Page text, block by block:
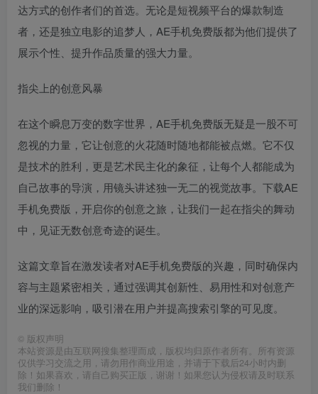
达方式的创作者们的首选。无论是短视频平台的爆款制造
者，还是独立电影的追梦人，AE手机免费版都为他们提供了
展示个性、提升作品质量的强大力量。
指尖上的创意风暴
在这个瞬息万变的数字世界，AE手机免费版无疑是一股不可
忽视的力量，它让创意的火花随时随地都能被点燃。它不仅
是技术的胜利，更是艺术民主化的象征，让每个人都能成为
自己故事的导演，用镜头讲述独一无二的视觉故事。下载AE
手机免费版，开启你的创意之旅，让我们一起在指尖的舞动
中，见证无数创意奇迹的诞生。
这篇文章旨在激发读者对AE手机免费版的兴趣，同时确保内
容与主题紧密相关，通过强调其创新性、易用性和对创意产
业的深远影响，吸引潜在用户并提高搜索引擎的可见度。
© 版权声明
本站资源是由互联网搜集整理而成，版权均归原作者所有。所有资源
仅供学习交流之用，请勿用作商业用途，并请于下载后24小时内删
除！如果喜欢，请自己购买正版，谢谢！如果您认为侵权请及时联系
我们删除！